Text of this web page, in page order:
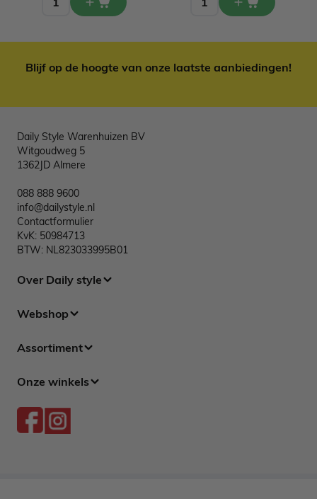
Blijf op de hoogte van onze laatste aanbiedingen!
Daily Style Warenhuizen BV
Witgoudweg 5
1362JD Almere
088 888 9600
info@dailystyle.nl
Contactformulier
KvK: 50984713
BTW: NL823033995B01
Over Daily style
Webshop
Assortiment
Onze winkels